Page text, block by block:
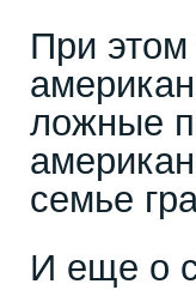
При этом
ложные
семье
И еще о